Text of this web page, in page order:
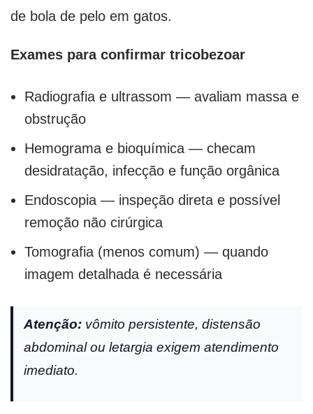
de bola de pelo em gatos.
Exames para confirmar tricobezoar
Radiografia e ultrassom — avaliam massa e
obstrução
Hemograma e bioquímica — checam
desidratação, infecção e função orgânica
Endoscopia — inspeção direta e possível
remoção não cirúrgica
Tomografia (menos comum) — quando
imagem detalhada é necessária
Atenção: vômito persistente, distensão
abdominal ou letargia exigem atendimento
imediato.